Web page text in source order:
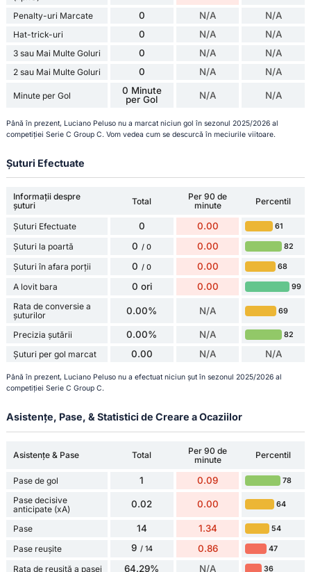
Penalty-uri Marcate 0 N/A N/A
Hat-trick-uri 0 N/A N/A
3 sau Mai Multe Goluri 0 N/A N/A
2 sau Mai Multe Goluri 0 N/A N/A
Minute per Gol
0 Minute
per Gol
N/A N/A
Până în prezent, Luciano Peluso nu a marcat niciun gol în sezonul 2025/2026 al
competiției Serie C Group C. Vom vedea cum se descurcă în meciurile viitoare.
Șuturi Efectuate
Informații despre
șuturi
Total
Per 90 de
minute
Percentil
Șuturi Efectuate 0 0.00 61
Șuturi la poartă 0 / 0 0.00 82
Șuturi în afara porții 0 / 0 0.00 68
A lovit bara 0 ori 0.00 99
Rata de conversie a
șuturilor
0.00% N/A 69
Precizia șutării 0.00% N/A 82
Șuturi per gol marcat 0.00 N/A N/A
Până în prezent, Luciano Peluso nu a efectuat niciun șut în sezonul 2025/2026 al
competiției Serie C Group C.
Asistențe, Pase, & Statistici de Creare a Ocaziilor
Asistențe & Pase Total
Per 90 de
minute
Percentil
Pase de gol 1 0.09 78
Pase decisive
anticipate (xA)
0.02 0.00 64
Pase 14 1.34 54
Pase reușite 9 / 14 0.86 47
Rata de reușită a pasei 64.29% N/A 36